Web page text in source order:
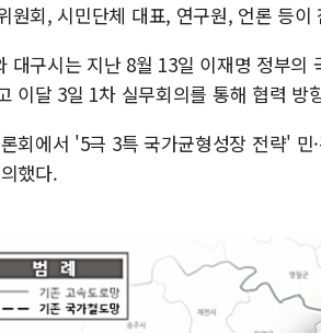
원회, 시민단체 대표, 연구원, 언론 등
대구시는 지난 8월 13일 이재명 정부의
이달 3일 1차 실무회의를 통해 협력 방
회에서 '5극 3특 국가균형성장 전략'
했다.